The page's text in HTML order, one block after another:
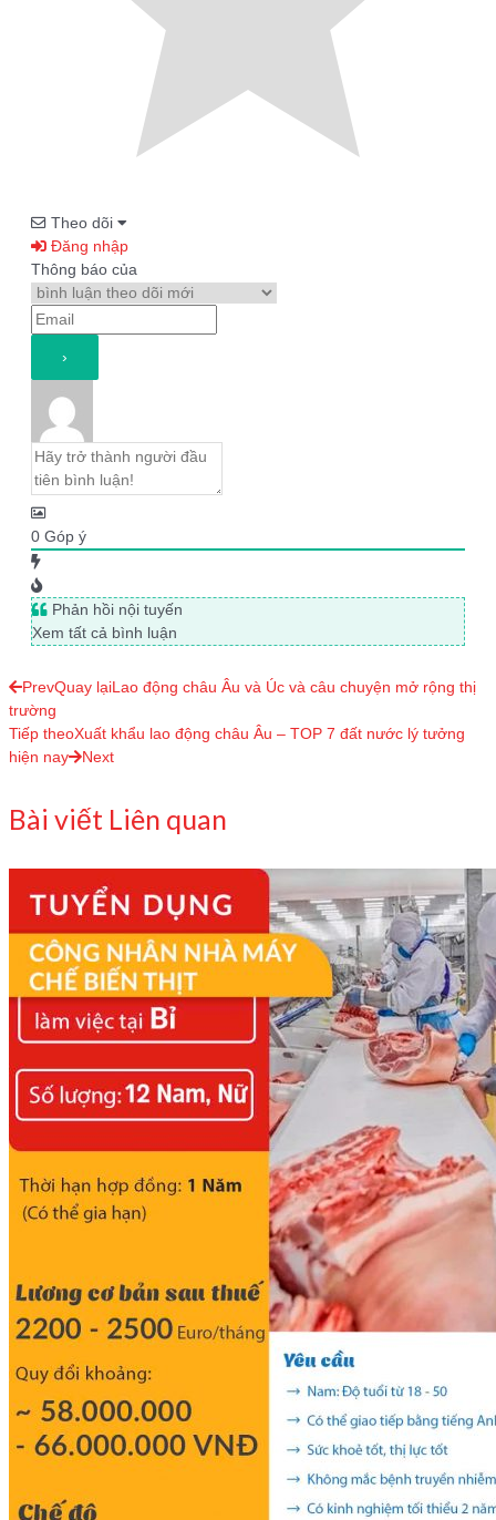
Theo dõi
Đăng nhập
Thông báo của
0 Góp ý
Phản hồi nội tuyến
Xem tất cả bình luận
PrevQuay lạiLao động châu Âu và Úc và câu chuyện mở rộng thị
trường
Tiếp theoXuất khẩu lao động châu Âu – TOP 7 đất nước lý tưởng
hiện nay
Next
Bài viết Liên quan